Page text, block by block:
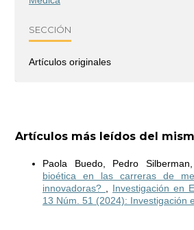
SECCIÓN
Artículos originales
Artículos más leídos del
Paola Buedo, Pedro Silberman,
bioética en las carreras de
innovadoras?
Investigación en
13 Núm. 51 (2024): Investigación